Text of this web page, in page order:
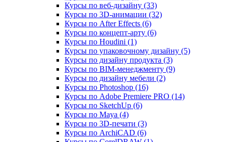
Курсы по веб‑дизайну (33)
Курсы по 3D‑анимации (32)
Курсы по After Effects (6)
Курсы по концепт‑арту (6)
Курсы по Houdini (1)
Курсы по упаковочному дизайну (5)
Курсы по дизайну продукта (3)
Курсы по BIM‑менеджменту (9)
Курсы по дизайну мебели (2)
Курсы по Photoshop (16)
Курсы по Adobe Premiere PRO (14)
Курсы по SketchUp (6)
Курсы по Maya (4)
Курсы по 3D-печати (3)
Курсы по ArchiCAD (6)